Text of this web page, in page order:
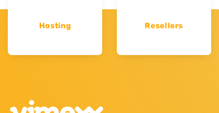
Hosting Resellers